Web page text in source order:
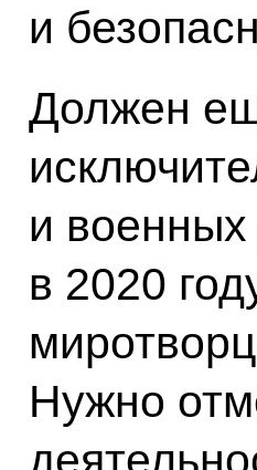
и
Должен
и
в 2020
Нужно